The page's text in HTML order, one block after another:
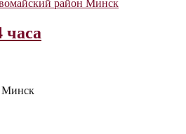
район Минск
Минск